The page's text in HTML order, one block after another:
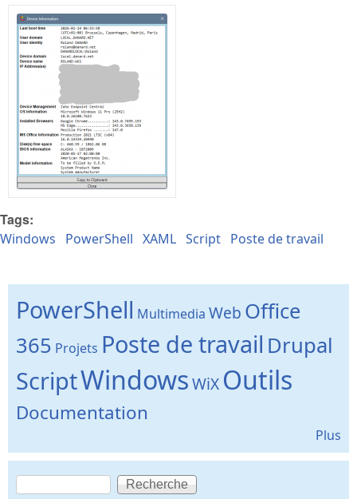
Tags:
Windows PowerShell XAML Script Poste de travail
PowerShell Multimedia Web Office
365 Projets Poste de travail Drupal
ScriptWindowsWiX Outils
Documentation
Plus
Recherche